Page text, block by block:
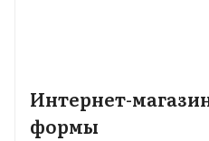
Интернет-
формы